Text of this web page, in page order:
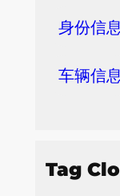
身份信
车辆信
Tag